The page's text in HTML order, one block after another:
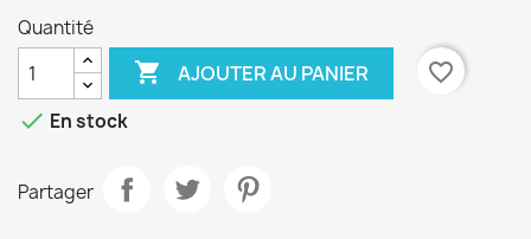
Quantité
 AJOUTER AU PANIER
favorite_border
 En stock
Partager